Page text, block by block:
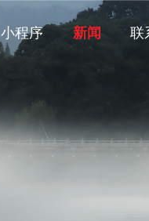
小程序 新闻 联